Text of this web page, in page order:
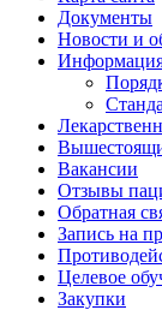
Документы
Новости и
Информация
Вакансии
Отзывы
Обратная
Запись на
Целевое
Закупки